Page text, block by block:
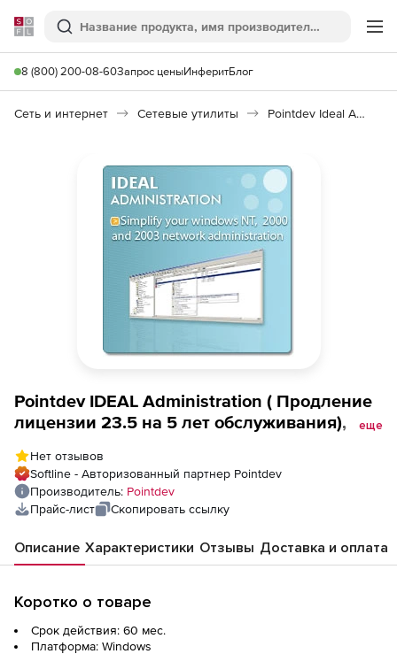
Softline
Поиск
8 (800) 200-08-60Запрос ценыИнферитБлог
Сеть и интернет Сетевые утилиты Pointdev Ideal Administration
Pointdev IDEAL Administration ( Продление
лицензии 23.5 на 5 лет обслуживания), 3еще
Нет отзывов
Softline - Авторизованный партнер Pointdev
Производитель: Pointdev
Прайс-лист
Скопировать ссылку
Описание Характеристики Отзывы Доставка и оплата
Коротко о товаре
Срок действия: 60 мес.
Платформа: Windows